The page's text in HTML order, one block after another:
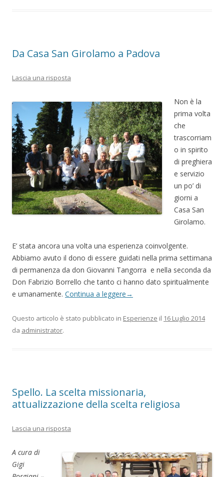
Da Casa San Girolamo a Padova
Lascia una risposta
Non è la
prima volta
che
trascorriam
o in spirito
di preghiera
e servizio
un po’ di
giorni a
Casa San
Girolamo.
E’ stata ancora una volta una esperienza coinvolgente.
Abbiamo avuto il dono di essere guidati nella prima settimana
di permanenza da don Giovanni Tangorra e nella seconda da
Don Fabrizio Borrello che tanto ci hanno dato spiritualmente
e umanamente. Continua a leggere→
Questo articolo è stato pubblicato in Esperienze il 16 Luglio 2014
da administrator.
Spello. La scelta missionaria,
attualizzazione della scelta religiosa
Lascia una risposta
A cura di
Gigi